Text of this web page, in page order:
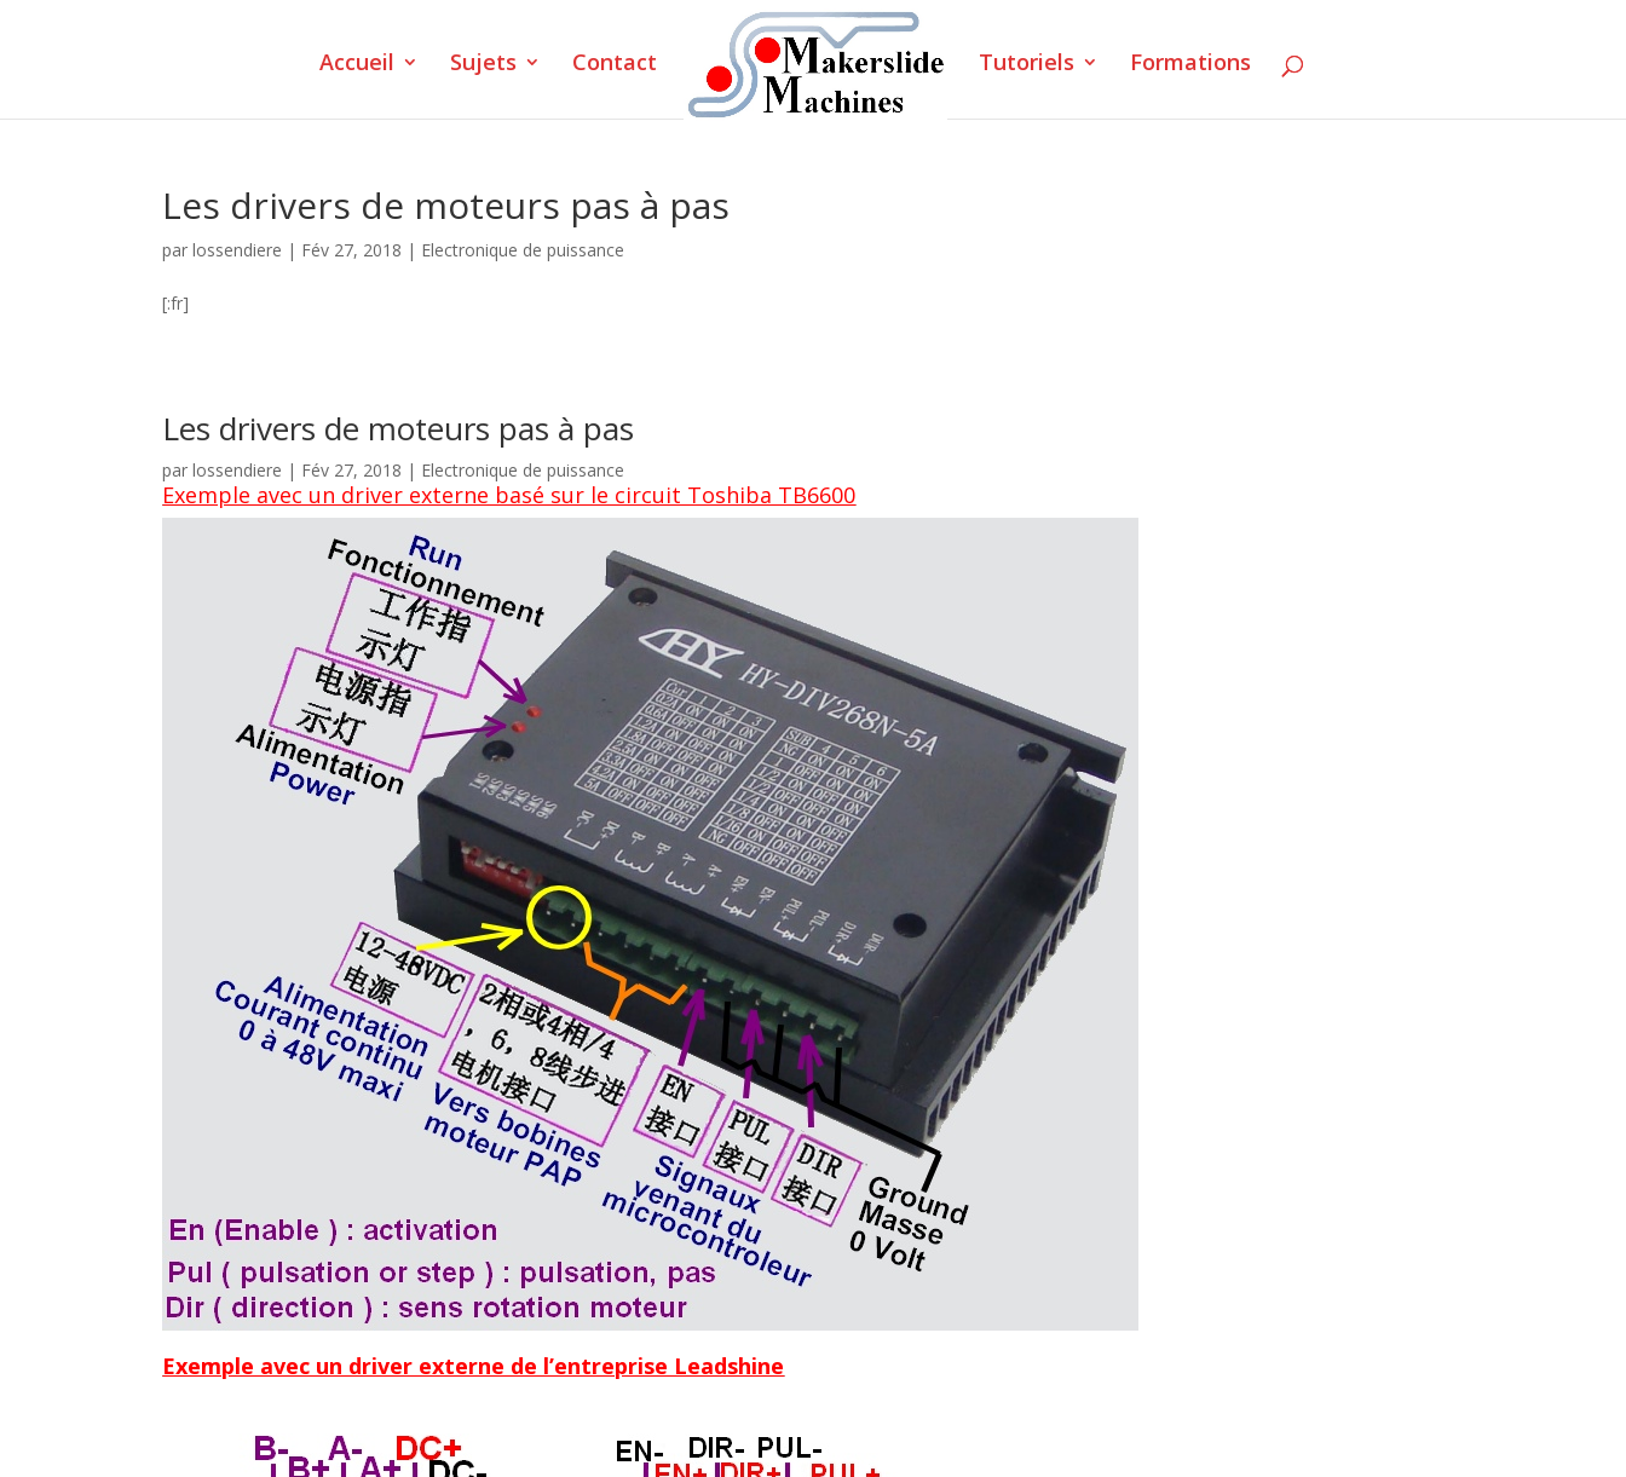
Accueil Sujets Contact Tutoriels Formations
Les drivers de moteurs pas à pas
parlossendiere | Fév 27, 2018 | Electronique de puissance
[:fr]
Les drivers de moteurs pas à pas
parlossendiere | Fév 27, 2018 | Electronique de puissance
Exemple avec un driver externe basé sur le circuit Toshiba TB6600
Exemple avec un driver externe de l’entreprise Leadshine